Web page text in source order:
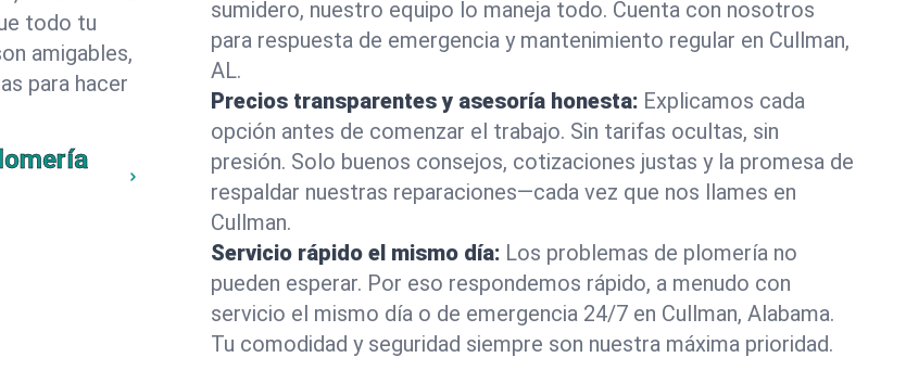
todo tu
amigables,
para hacer
sumidero, nuestro equipo lo maneja todo. Cuenta con nosotros
para respuesta de emergencia y mantenimiento regular en Cullman,
AL.
Precios transparentes y asesoría honesta: Explicamos cada
opción antes de comenzar el trabajo. Sin tarifas ocultas, sin
presión. Solo buenos consejos, cotizaciones justas y la promesa de
respaldar nuestras reparaciones—cada vez que nos llames en
Cullman.
Servicio rápido el mismo día: Los problemas de plomería no
pueden esperar. Por eso respondemos rápido, a menudo con
servicio el mismo día o de emergencia 24/7 en Cullman, Alabama.
Tu comodidad y seguridad siempre son nuestra máxima prioridad.